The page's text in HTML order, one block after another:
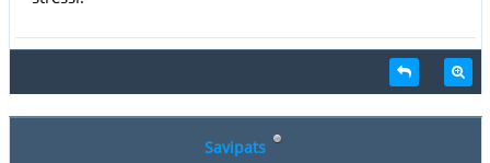
Savipats